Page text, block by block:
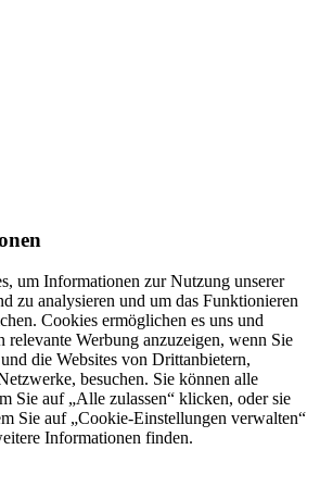
um Informationen zur Nutzung unserer
zu analysieren und um das Funktionieren
Cookies ermöglichen es uns und
relevante Werbung anzuzeigen, wenn Sie
die Websites von Drittanbietern,
besuchen. Sie können alle
Sie auf „Alle zulassen“ klicken, oder sie
Sie auf „Cookie-Einstellungen verwalten“
Informationen finden.